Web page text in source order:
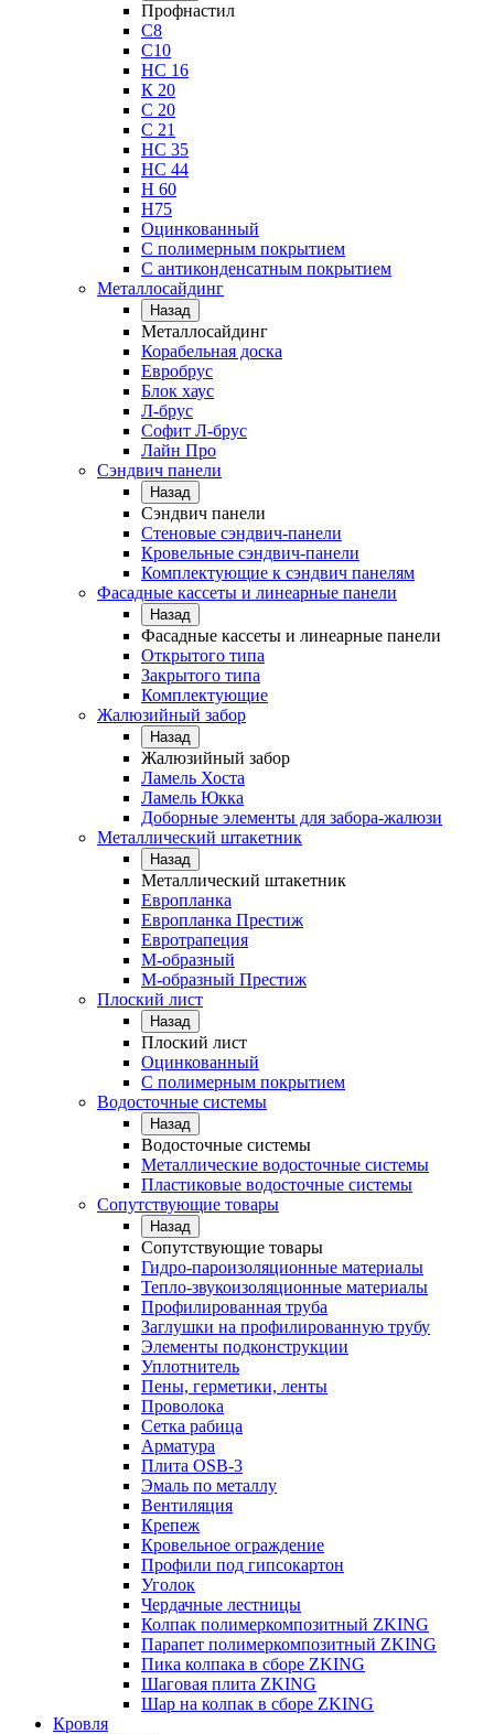
Профнастил
С8
С10
НС 16
К 20
С 20
С 21
НС 35
НС 44
Н 60
Н75
Оцинкованный
С полимерным покрытием
С антиконденсатным покрытием
Металлосайдинг
Назад
Металлосайдинг
Корабельная доска
Евробрус
Блок хаус
Л-брус
Софит Л-брус
Лайн Про
Сэндвич панели
Назад
Сэндвич панели
Стеновые сэндвич-панели
Кровельные сэндвич-панели
Комплектующие к сэндвич панелям
Фасадные кассеты и линеарные панели
Назад
Фасадные кассеты и линеарные панели
Открытого типа
Закрытого типа
Комплектующие
Жалюзийный забор
Назад
Жалюзийный забор
Ламель Хоста
Ламель Юкка
Доборные элементы для забора-жалюзи
Металлический штакетник
Назад
Металлический штакетник
Европланка
Европланка Престиж
Евротрапеция
М-образный
М-образный Престиж
Плоский лист
Назад
Плоский лист
Оцинкованный
С полимерным покрытием
Водосточные системы
Назад
Водосточные системы
Металлические водосточные системы
Пластиковые водосточные системы
Сопутствующие товары
Назад
Сопутствующие товары
Гидро-пароизоляционные материалы
Тепло-звукоизоляционные материалы
Профилированная труба
Заглушки на профилированную трубу
Элементы подконструкции
Уплотнитель
Пены, герметики, ленты
Проволока
Сетка рабица
Арматура
Плита OSB-3
Эмаль по металлу
Вентиляция
Крепеж
Кровельное ограждение
Профили под гипсокартон
Уголок
Чердачные лестницы
Колпак полимеркомпозитный ZKING
Парапет полимеркомпозитный ZKING
Пика колпака в сборе ZKING
Шаговая плита ZKING
Шар на колпак в сборе ZKING
Кровля